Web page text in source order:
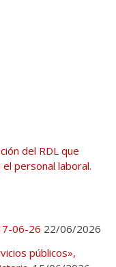
del RDL que
personal laboral.
06-26 22/06/2026
públicos»,